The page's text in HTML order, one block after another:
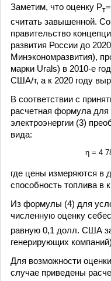
Заметим, что оценку Рт
считать завышенной.
правительство
развития России до
Минэкономразвития),
марки Urals) в 2010-е
США/т, а к 2020 году
В соответствии с
расчетная формула для
электроэнергии (3)
вида:
η = 4
где цены измеряются в
способность топлива в
Из формулы (4) для
численную оценку
равную 0,1 долл. США
генерирующих
Для возможности
случае приведены